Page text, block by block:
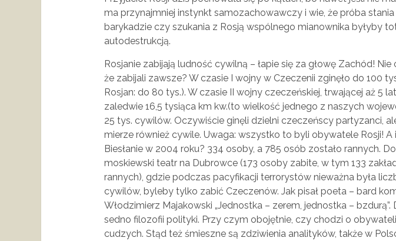
ma przynajmniej instynkt samozachowawczy i wie, że próba stania
barykadzie czy szukania z Rosją wspólnego mianownika byłyby
autodestrukcją.
Rosjanie zabijają ludność cywilną – łapie się za głowę Zachód! Nie
że zabijali zawsze? W czasie I wojny w Czeczenii zginęło do 100
Rosjan: do 80 tys.). W czasie II wojny czeczeńskiej, trwającej aż 5
zaledwie 16,5 tysiąca km kw.(to wielkość jednego z naszych
25 tys. cywilów. Oczywiście ginęli dzielni czeczeńscy partyzanci,
mierze również cywile. Uwaga: wszystko to byli obywatele Rosji! A
Biesłanie w 2004 roku? 334 osoby, a 785 osób zostało rannych.
moskiewski teatr na Dubrowce (173 osoby zabite, w tym 133
rannych), gdzie podczas pacyfikacji terrorystów nieważna była
cywilów, byleby tylko zabić Czeczenów. Jak pisał poeta – bard
Włodzimierz Majakowski „Jednostka – zerem, jednostka – bzdurą”.
sedno filozofii polityki. Przy czym obojętnie, czy chodzi o
cudzych. Stąd też śmieszne są zdziwienia analityków, także w